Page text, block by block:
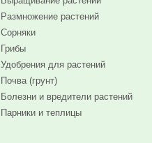
Размножение растений
Сорняки
Грибы
Удобрения для растений
Почва (грунт)
Болезни и вредители растений
Парники и теплицы